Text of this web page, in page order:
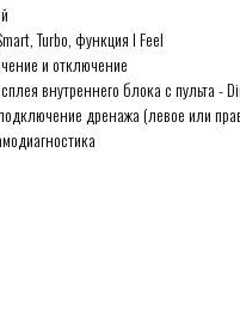
Turbo, функция I Feel
и отключение
внутреннего блока с пульта -
дренажа (левое или